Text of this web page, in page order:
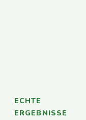
ECHTE
ERGEBNISSE